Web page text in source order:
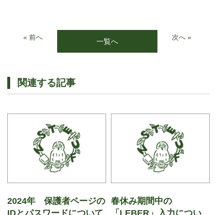
« 前へ 一覧へ 次へ »
関連する記事
2024年 保護者ページの 春休み期間中の